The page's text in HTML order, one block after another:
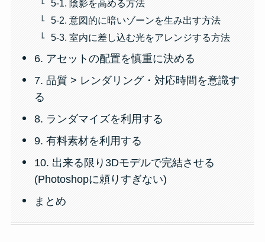
5-1. 陰影を高める方法
5-2. 意図的に暗いゾーンを生み出す方法
5-3. 室内に差し込む光をアレンジする方法
6. アセットの配置を慎重に決める
7. 品質 > レンダリング・対応時間を意識す
る
8. ランダマイズを利用する
9. 有料素材を利用する
10. 出来る限り3Dモデルで完結させる
(Photoshopに頼りすぎない)
まとめ